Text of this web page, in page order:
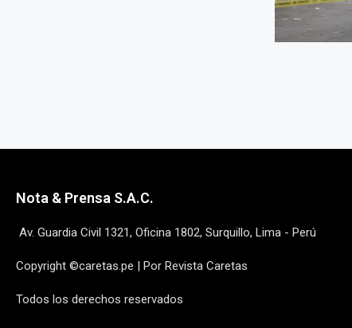
Nota & Prensa S.A.C.
Av. Guardia Civil 1321, Oficina 1802, Surquillo, Lima - Perú
Copyright ©caretas.pe | Por Revista Caretas
Todos los derechos reservados